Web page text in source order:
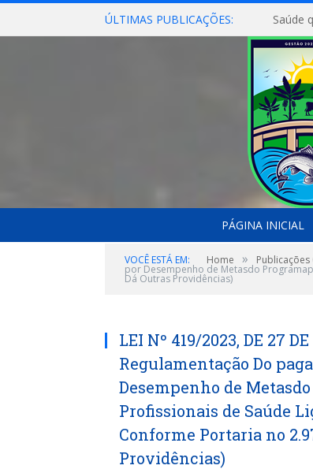
ÚLTIMAS PUBLICAÇÕES: Saúde
PÁGINA INICIAL
VOCÊ ESTÁ EM: Home » Publicações
por Desempenho de Metasdo
Dá Outras Providências)
LEI Nº 419/2023, DE 27
Regulamentação Do
Desempenho de
Profissionais de Saúde
Conforme Portaria no
Providências)